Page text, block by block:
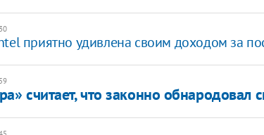
приятно удивлена своим доходом за
считает, что законно обнародовал